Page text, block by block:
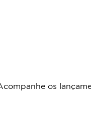
os